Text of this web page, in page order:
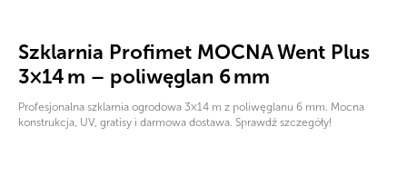
Szklarnia Profimet MOCNA Went Plus
3×14 m – poliwęglan 6 mm
Profesjonalna szklarnia ogrodowa 3×14 m z poliwęglanu 6 mm. Mocna
konstrukcja, UV, gratisy i darmowa dostawa. Sprawdź szczegóły!